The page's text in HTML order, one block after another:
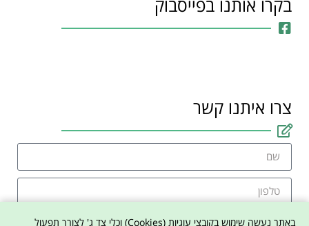
צרו איתנו קשר
באתר נעשה שימוש בקובצי עוגיות (Cookies) וכלי צד ג' לצורך תפעול